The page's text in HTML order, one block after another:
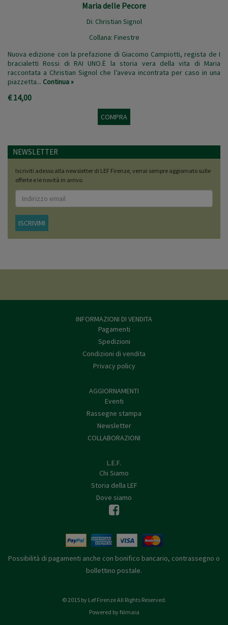
Maria delle Pecore
Di: Christian Signol
Collana: Finestre
Nuova edizione con la prefazione di Giacomo Campiotti, regista de I
bracialetti Rossi di RAI UNO.È la storia vera della vita di Maria
raccontata a Christian Signol che l’aveva incontrata per caso in una
piazzetta... Continua »
€ 14,00
COMPRA
NEWSLETTER
Iscriviti adesso alla newsletter di LEF Firenze, verrai sempre aggiornato sulle
offerte e le novità in arrivo.
ISCRIVIMI
INFORMAZIONI DI VENDITA
Pagamenti
Spedizioni
Condizioni di vendita
Privacy policy
AGGIORNAMENTI
Eventi
Rassegne stampa
Newsletter
COLLABORAZIONI
L.E.F.
Chi Siamo
Storia della LEF
Dove siamo
Possibilità di pagamenti anche con bonifico bancario, contrassegno o
bollettino postale.
© 2015 by Lef Firenze All Rights Reserved.
Powered by Nimaia